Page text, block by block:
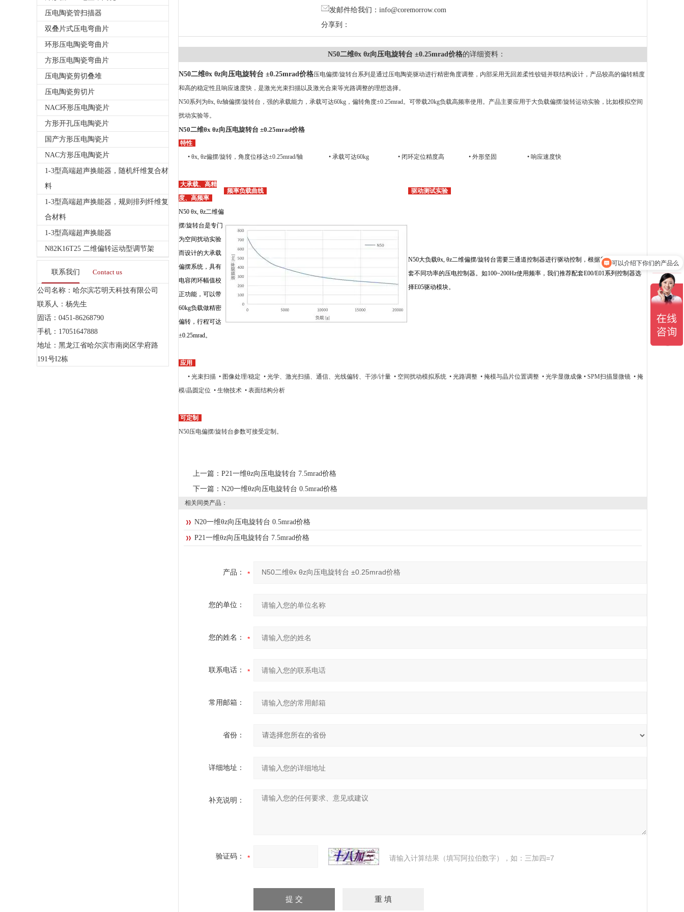
压电陶瓷管扫描器
双叠片式压电弯曲片
环形压电陶瓷弯曲片
方形压电陶瓷弯曲片
压电陶瓷剪切叠堆
压电陶瓷剪切片
NAC环形压电陶瓷片
方形开孔压电陶瓷片
国产方形压电陶瓷片
NAC方形压电陶瓷片
1-3型高端超声换能器，随机纤维复合材
料
1-3型高端超声换能器，规则排列纤维复
合材料
1-3型高端超声换能器
N82K16T25 二维偏转运动型调节架
联系我们 Contact us
公司名称：哈尔滨芯明天科技有限公司
联系人：杨先生
固话：0451-86268790
手机：17051647888
地址：黑龙江省哈尔滨市南岗区学府路
191号I2栋
发邮件给我们：info@coremorrow.com
分享到：
N50二维θx θz向压电旋转台 ±0.25mrad价格的详细资料：
N50二维θx θz向压电旋转台 ±0.25mrad价格压电偏摆/旋转台系列是通过压电陶瓷驱动进行精密角度调整，内部采用无回差柔性铰链并联结构设计，产品较高的偏转精度
和高的稳定性且响应速度快，是激光光束扫描以及激光合束等光路调整的理想选择。
N50系列为θx, θz轴偏摆/旋转台，强的承载能力，承载可达60kg，偏转角度±0.25mrad。可带载20kg负载高频率使用。产品主要应用于大负载偏摆/旋转运动实验，比如模拟空间
扰动实验等。
N50二维θx θz向压电旋转台 ±0.25mrad价格
特性
• θx, θz偏摆/旋转，角度位移达±0.25mrad/轴 • 承载可达60kg • 闭环定位精度高 • 外形坚固 • 响应速度快
大承载、高精
度、高频率
频率负载曲线 驱动测试实验
N50 θx, θz二维偏
摆/旋转台是专门
为空间扰动实验
而设计的大承载
偏摆系统，具有
电容闭环幅值校
正功能，可以带
60kg负载做精密
偏转，行程可达
±0.25mrad。
N50大负载θx, θz二维偏摆/旋转台需要三通道控制器进行驱动控制，根据所需使用频率配
套不同功率的压电控制器。如100~200Hz使用频率，我们推荐配套E00/E01系列控制器选
择E05驱动模块。
应用
• 光束扫描 • 图像处理/稳定 • 光学、激光扫描、通信、光线偏转、干涉/计量 • 空间扰动模拟系统 • 光路调整 • 掩模与晶片位置调整 • 光学显微成像 • SPM扫描显微镜 • 掩
模/晶圆定位 • 生物技术 • 表面结构分析
可定制
N50压电偏摆/旋转台参数可接受定制。
上一篇： P21一维θz向压电旋转台 7.5mrad价格
下一篇： N20一维θz向压电旋转台 0.5mrad价格
相关同类产品：
N20一维θz向压电旋转台 0.5mrad价格
P21一维θz向压电旋转台 7.5mrad价格
产品：
您的单位：
您的姓名：
联系电话：
常用邮箱：
省份：
详细地址：
补充说明：
验证码： 请输入计算结果（填写阿拉伯数字），如：三加四=7
可以介绍下你们的产品么